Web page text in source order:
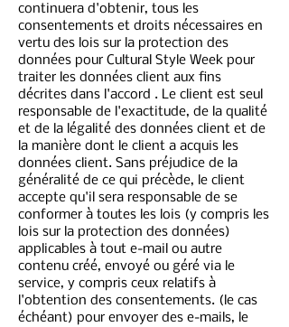
continuera d'obtenir, tous les
consentements et droits nécessaires en
vertu des lois sur la protection des
données pour Cultural Style Week pour
traiter les données client aux fins
décrites dans l'accord . Le client est seul
responsable de l'exactitude, de la qualité
et de la légalité des données client et de
la manière dont le client a acquis les
données client. Sans préjudice de la
généralité de ce qui précède, le client
accepte qu'il sera responsable de se
conformer à toutes les lois (y compris les
lois sur la protection des données)
applicables à tout e-mail ou autre
contenu créé, envoyé ou géré via le
service, y compris ceux relatifs à
l'obtention des consentements. (le cas
échéant) pour envoyer des e-mails, le